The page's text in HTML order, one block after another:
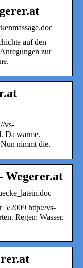
auf den
zur
vs-
Da warme. ______
nimmt die.
Wegerer.at
5/2009 http://vs-
Regen: Wasser.